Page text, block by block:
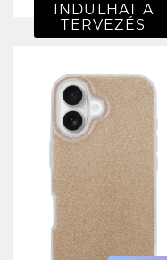
INDULHAT A
TERVEZÉS